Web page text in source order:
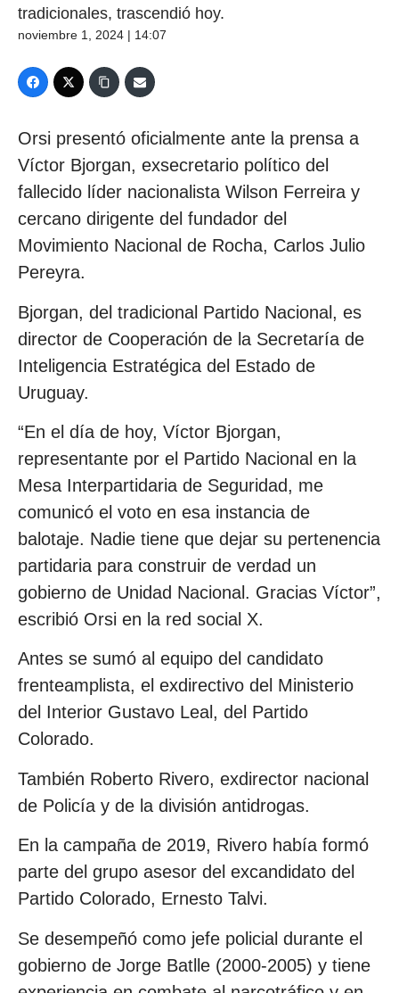
tradicionales, trascendió hoy.
noviembre 1, 2024 | 14:07
Orsi presentó oficialmente ante la prensa a
Víctor Bjorgan, exsecretario político del
fallecido líder nacionalista Wilson Ferreira y
cercano dirigente del fundador del
Movimiento Nacional de Rocha, Carlos Julio
Pereyra.
Bjorgan, del tradicional Partido Nacional, es
director de Cooperación de la Secretaría de
Inteligencia Estratégica del Estado de
Uruguay.
“En el día de hoy, Víctor Bjorgan,
representante por el Partido Nacional en la
Mesa Interpartidaria de Seguridad, me
comunicó el voto en esa instancia de
balotaje. Nadie tiene que dejar su pertenencia
partidaria para construir de verdad un
gobierno de Unidad Nacional. Gracias Víctor”,
escribió Orsi en la red social X.
Antes se sumó al equipo del candidato
frenteamplista, el exdirectivo del Ministerio
del Interior Gustavo Leal, del Partido
Colorado.
También Roberto Rivero, exdirector nacional
de Policía y de la división antidrogas.
En la campaña de 2019, Rivero había formó
parte del grupo asesor del excandidato del
Partido Colorado, Ernesto Talvi.
Se desempeñó como jefe policial durante el
gobierno de Jorge Batlle (2000-2005) y tiene